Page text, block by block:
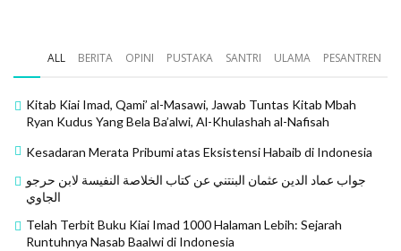
Tablig Akbar PWI-LS di Pemalang Dipadati Puluhan Ribu
Jemaah, Rhoma Irama Serukan Pentingnya Meluruskan
Sejarah
Pesantren Nahdlatul Ulum Sabet Seluruh Juara Kitab
Kasyifatussaja pada MTQ ke-55 Kabupaten Serang 2026
ALL BERITA OPINI PUSTAKA SANTRI ULAMA PESANTREN
Kitab Kiai Imad, Qami’ al-Masawi, Jawab Tuntas Kitab Mbah
Ryan Kudus Yang Bela Ba’alwi, Al-Khulashah al-Nafisah
Kesadaran Merata Pribumi atas Eksistensi Habaib di Indonesia
جواب عماد الدين عثمان البنتني عن كتاب الخلاصة النفيسة لابن حرجو
الجاوي
Telah Terbit Buku Kiai Imad 1000 Halaman Lebih: Sejarah
Runtuhnya Nasab Baalwi di Indonesia